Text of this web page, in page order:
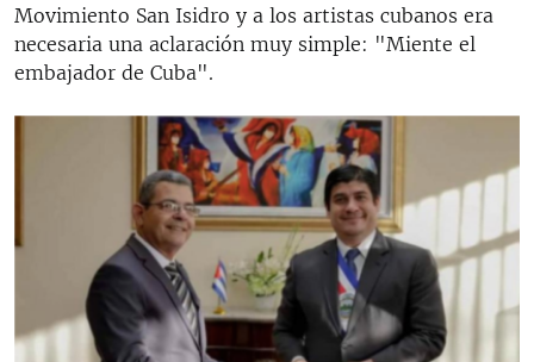
Movimiento San Isidro y a los artistas cubanos era
necesaria una aclaración muy simple: "Miente el
embajador de Cuba".